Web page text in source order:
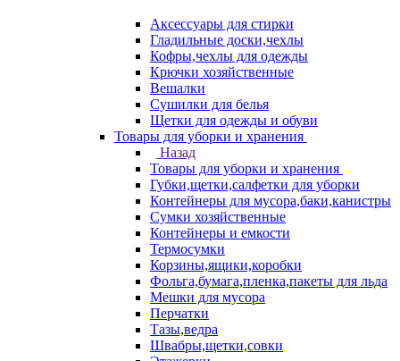
Аксессуары для стирки
Гладильные доски,чехлы
Кофры,чехлы для одежды
Крючки хозяйственные
Вешалки
Сушилки для белья
Щетки для одежды и обуви
Товары для уборки и хранения
Назад
Товары для уборки и хранения
Губки,щетки,салфетки для уборки
Контейнеры для мусора,баки,канистры
Сумки хозяйственные
Контейнеры и емкости
Термосумки
Корзины,ящики,коробки
Фольга,бумага,пленка,пакеты для льда
Мешки для мусора
Перчатки
Тазы,ведра
Швабры,щетки,совки